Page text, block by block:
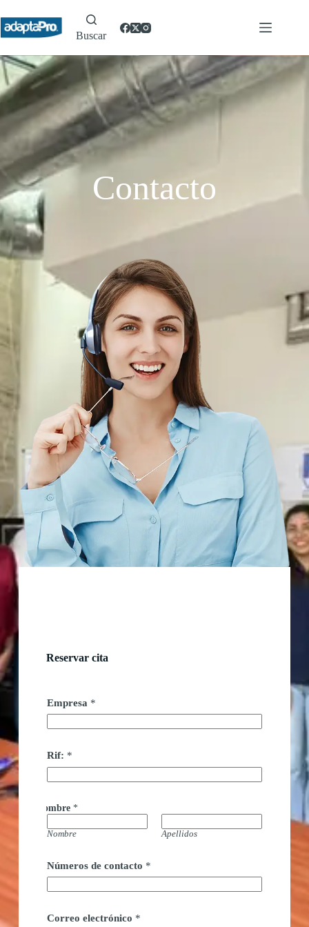
Buscar
Contacto
Reservar cita
Empresa *
Rif: *
Nombre *
Nombre Apellidos
Números de contacto *
o
Correo electrónico *